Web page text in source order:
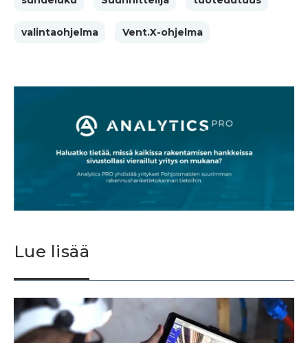
valintaohjelma Vent.X-ohjelma
Lue lisää